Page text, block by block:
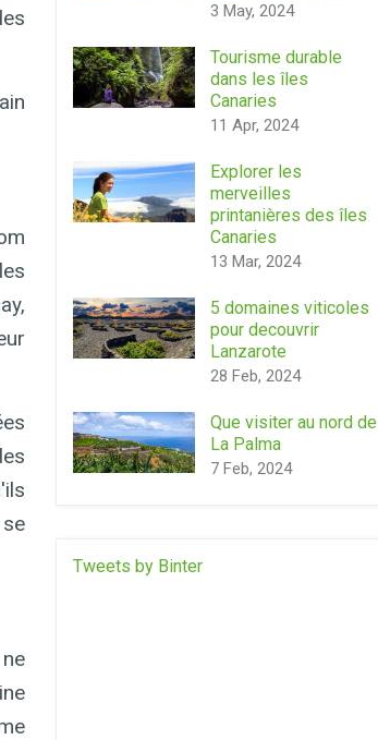
3 May, 2024
Tourisme durable
dans les îles
Canaries
11 Apr, 2024
Explorer les
merveilles
printanières des îles
Canaries
13 Mar, 2024
5 domaines viticoles
pour decouvrir
Lanzarote
28 Feb, 2024
Que visiter au nord de
La Palma
7 Feb, 2024
Tweets by Binter